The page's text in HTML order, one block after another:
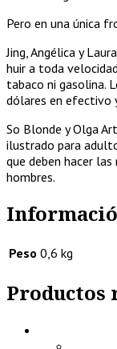
Pero en una única
Jing, Angélica y
huir a toda
tabaco ni gasolina.
dólares en efectivo
So Blonde y Olga
ilustrado para
que deben hacer
hombres.
Peso 0,6 kg
Productos